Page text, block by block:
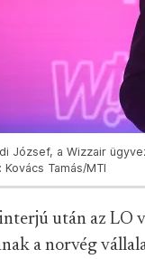
József, a Wizzair
Kovács Tamás/MTI
után az LO
a norvég